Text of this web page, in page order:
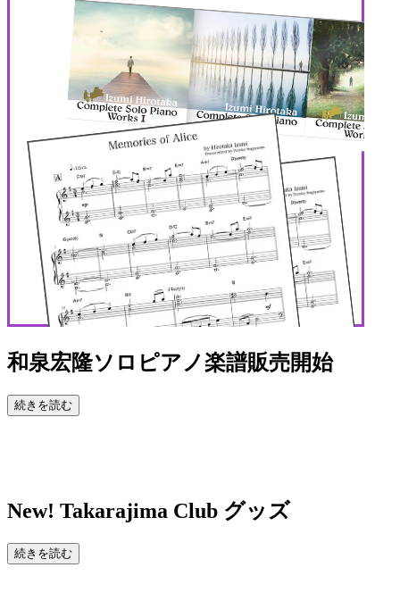
和泉宏隆ソロピアノ楽譜販売開始
続きを読む
New! Takarajima Club グッズ
続きを読む